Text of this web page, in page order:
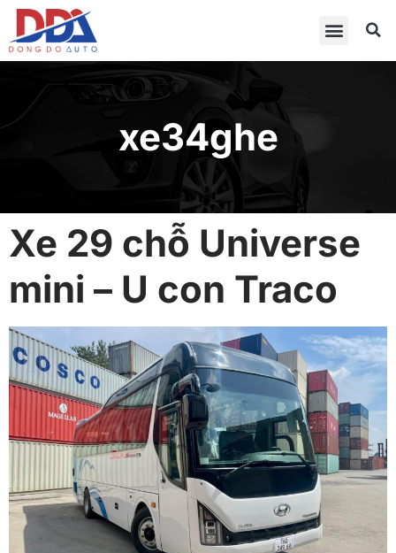
xe34ghe
Xe 29 chỗ Universe
mini – U con Traco